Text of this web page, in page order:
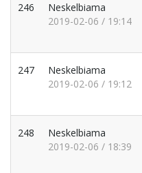
246
Neskelbiama
2019-02-06 / 19:14
247
Neskelbiama
2019-02-06 / 19:12
248
Neskelbiama
2019-02-06 / 18:39